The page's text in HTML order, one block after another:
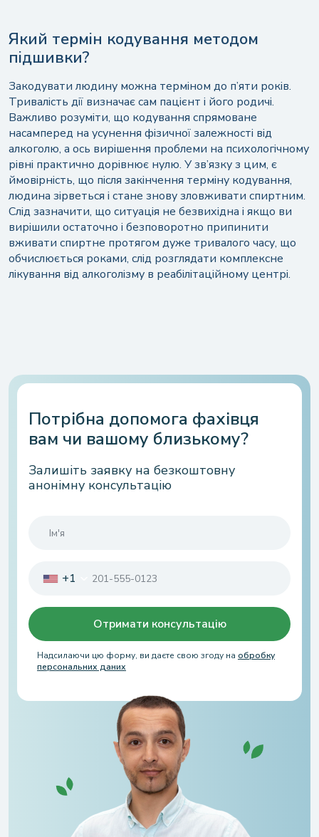
Який термін кодування методом
підшивки?
Закодувати людину можна терміном до п’яти років.
Тривалість дії визначає сам пацієнт і його родичі.
Важливо розуміти, що кодування спрямоване
насамперед на усунення фізичної залежності від
алкоголю, а ось вирішення проблеми на психологічному
рівні практично дорівнює нулю. У зв’язку з цим, є
ймовірність, що після закінчення терміну кодування,
людина зірветься і стане знову зловживати спиртним.
Слід зазначити, що ситуація не безвихідна і якщо ви
вирішили остаточно і безповоротно припинити
вживати спиртне протягом дуже тривалого часу, що
обчислюється роками, слід розглядати комплексне
лікування від алкоголізму в реабілітаційному центрі.
Потрібна допомога фахівця
вам чи вашому близькому?
Залишіть заявку на безкоштовну
анонімну консультацію
+1
Отримати консультацію
Надсилаючи цю форму, ви даєте свою згоду на обробку
персональних даних